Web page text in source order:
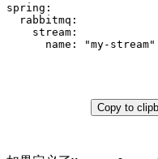
spring:
rabbitmq:
stream:
name:
"my-stream"
Copy to